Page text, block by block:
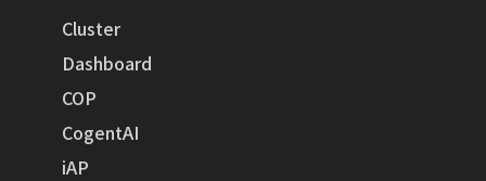
Cluster
Dashboard
COP
CogentAI
iAP